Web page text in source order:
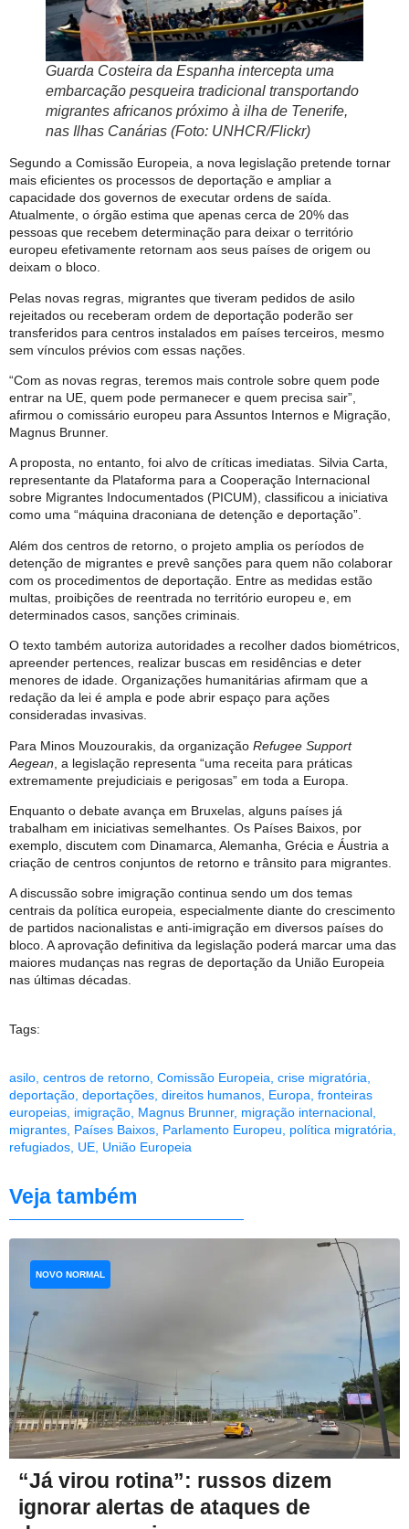
Guarda Costeira da Espanha intercepta uma
embarcação pesqueira tradicional transportando
migrantes africanos próximo à ilha de Tenerife,
nas Ilhas Canárias (Foto: UNHCR/Flickr)
Segundo a Comissão Europeia, a nova legislação pretende tornar
mais eficientes os processos de deportação e ampliar a
capacidade dos governos de executar ordens de saída.
Atualmente, o órgão estima que apenas cerca de 20% das
pessoas que recebem determinação para deixar o território
europeu efetivamente retornam aos seus países de origem ou
deixam o bloco.
Pelas novas regras, migrantes que tiveram pedidos de asilo
rejeitados ou receberam ordem de deportação poderão ser
transferidos para centros instalados em países terceiros, mesmo
sem vínculos prévios com essas nações.
“Com as novas regras, teremos mais controle sobre quem pode
entrar na UE, quem pode permanecer e quem precisa sair”,
afirmou o comissário europeu para Assuntos Internos e Migração,
Magnus Brunner.
A proposta, no entanto, foi alvo de críticas imediatas. Silvia Carta,
representante da Plataforma para a Cooperação Internacional
sobre Migrantes Indocumentados (PICUM), classificou a iniciativa
como uma “máquina draconiana de detenção e deportação”.
Além dos centros de retorno, o projeto amplia os períodos de
detenção de migrantes e prevê sanções para quem não colaborar
com os procedimentos de deportação. Entre as medidas estão
multas, proibições de reentrada no território europeu e, em
determinados casos, sanções criminais.
O texto também autoriza autoridades a recolher dados biométricos,
apreender pertences, realizar buscas em residências e deter
menores de idade. Organizações humanitárias afirmam que a
redação da lei é ampla e pode abrir espaço para ações
consideradas invasivas.
Para Minos Mouzourakis, da organização Refugee Support
Aegean , a legislação representa “uma receita para práticas
extremamente prejudiciais e perigosas” em toda a Europa.
Enquanto o debate avança em Bruxelas, alguns países já
trabalham em iniciativas semelhantes. Os Países Baixos, por
exemplo, discutem com Dinamarca, Alemanha, Grécia e Áustria a
criação de centros conjuntos de retorno e trânsito para migrantes.
A discussão sobre imigração continua sendo um dos temas
centrais da política europeia, especialmente diante do crescimento
de partidos nacionalistas e anti-imigração em diversos países do
bloco. A aprovação definitiva da legislação poderá marcar uma das
maiores mudanças nas regras de deportação da União Europeia
nas últimas décadas.
Tags:
asilo centros de retorno Comissão Europeia crise migratória
deportação deportações direitos humanos Europa fronteiras
europeias imigração Magnus Brunner, migração internacional
migrantes Países Baixos Parlamento Europeu política migratória
refugiados UE União Europeia
Veja também
“Já virou rotina”: russos dizem
ignorar alertas de ataques de
NOVO NORMAL